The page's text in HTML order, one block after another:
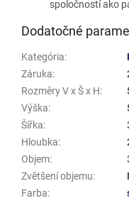
spoločností ako
Dodatočné
Kategória:
Záruka:
Rozměry V x Š x H:
Výška:
Šířka:
Hloubka:
Objem:
Zvětšení objemu:
Farba: